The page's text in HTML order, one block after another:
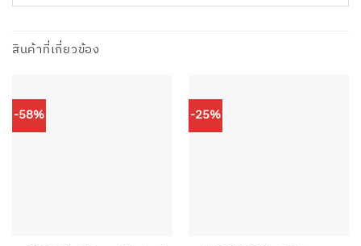
สินค้าที่เกี่ยวข้อง
-58% -25%